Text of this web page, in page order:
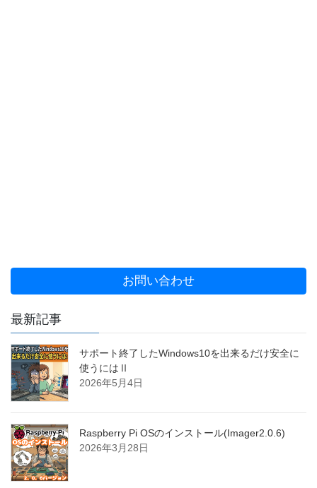
お問い合わせ
最新記事
サポート終了したWindows10を出来るだけ安全に
使うにはⅡ
2026年5月4日
Raspberry Pi OSのインストール(Imager2.0.6)
2026年3月28日